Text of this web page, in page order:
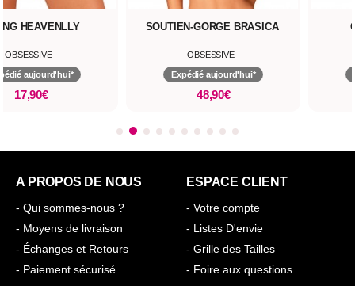
HEAVENLLY
OBSESSIVE
aujourd'hui*
17,90€
SOUTIEN-GORGE BRASICA
OBSESSIVE
Expédié aujourd'hui*
48,90€
A PROPOS DE NOUS
- Qui sommes-nous ?
- Moyens de livraison
- Échanges et Retours
- Paiement sécurisé
ESPACE CLIENT
- Votre compte
- Listes D'envie
- Grille des Tailles
- Foire aux questions